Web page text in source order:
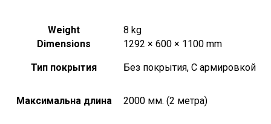
Weight
8 kg
Dimensions
1292 × 600 × 1100 mm
Тип покрытия Без покрытия, С армировкой
Максимальна длина 2000 мм. (2 метра)